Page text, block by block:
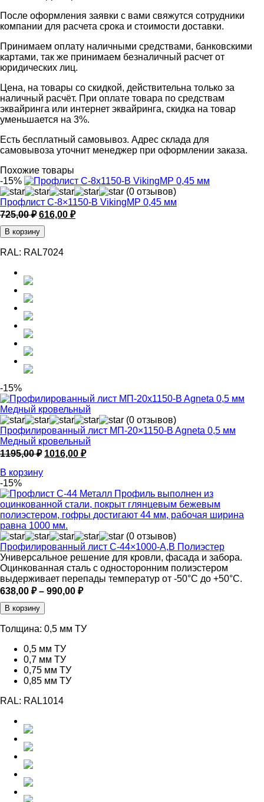
После оформления заявки с вами свяжутся сотрудники
компании для расчета срока и стоимости доставки.
Принимаем оплату наличными средствами, банковскими
картами, так же принимаем безналичный расчет от
юридических лиц.
Цена, на товары со скидкой, действительна только за
наличный расчёт. При оплате товара по средствам
эквайринга или интернет эквайринга, скидка на товар
уменьшается на 3%.
Есть бесплатный самовывоз. Адрес склада для
самовывоза уточнит менеджер при оформлении заказа.
Похожие товары
-15%
(0 отзывов)
Профлист С-8×1150-B VikingMP 0,45 мм
725,00₽ Первоначальная
цена
составляла
725,00 ₽.
616,00 ₽Текущая
В корзину
RAL: RAL7024
-15%
(0 отзывов)
Профилированный лист МП-20×1150-B Agneta 0,5 мм
Медный кровельный
1195,00₽ Первоначальная
1016,00 ₽Текущая
В корзину
-15%
(0 отзывов)
Профилированный лист С-44×1000-A,В Полиэстер
Универсальное решение для кровли, фасада и забора.
Оцинкованная сталь с односторонним полиэстером
выдерживает перепады температур от -50°C до +50°C.
638,00 ₽ – 990,00 ₽Диапазон
–
В корзину
Толщина: 0,5 мм ТУ
0,5 мм ТУ
0,7 мм ТУ
0,75 мм ТУ
0,85 мм ТУ
RAL: RAL1014